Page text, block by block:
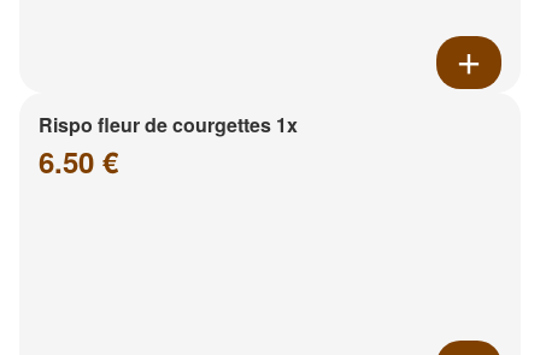
Rispo fleur de courgettes 1x
6.50 €